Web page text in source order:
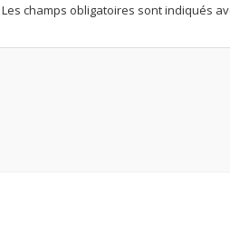
Les champs obligatoires sont indiqués